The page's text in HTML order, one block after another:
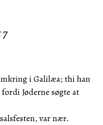
i Galilæa; thi han
Jøderne søgte at
var nær.